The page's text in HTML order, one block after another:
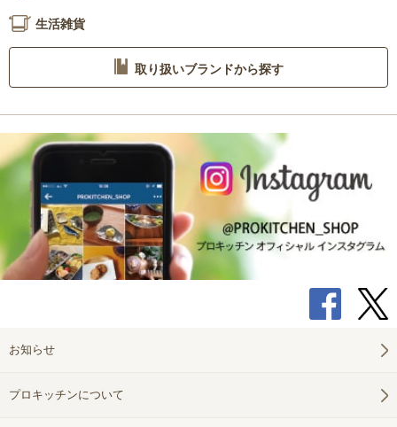
生活雑貨
取り扱いブランドから探す
お知らせ
プロキッチンについて